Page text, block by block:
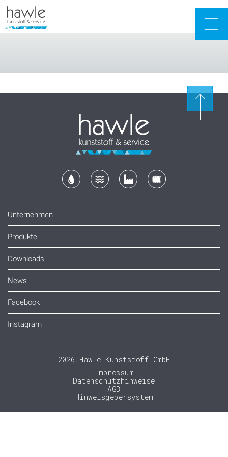
Unternehmen
Produkte
Downloads
News
Facebook
Instagram
2026 Hawle Kunststoff GmbH
Impressum
Datenschutzhinweise
AGB
Hinweisgebersystem